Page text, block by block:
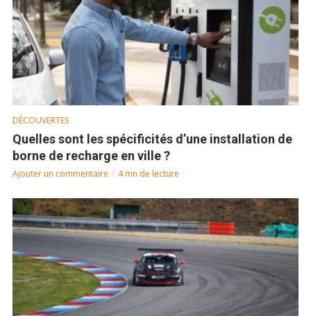
DÉCOUVERTES
Quelles sont les spécificités d’une installation de
borne de recharge en ville ?
Ajouter un commentaire 4 mn de lecture